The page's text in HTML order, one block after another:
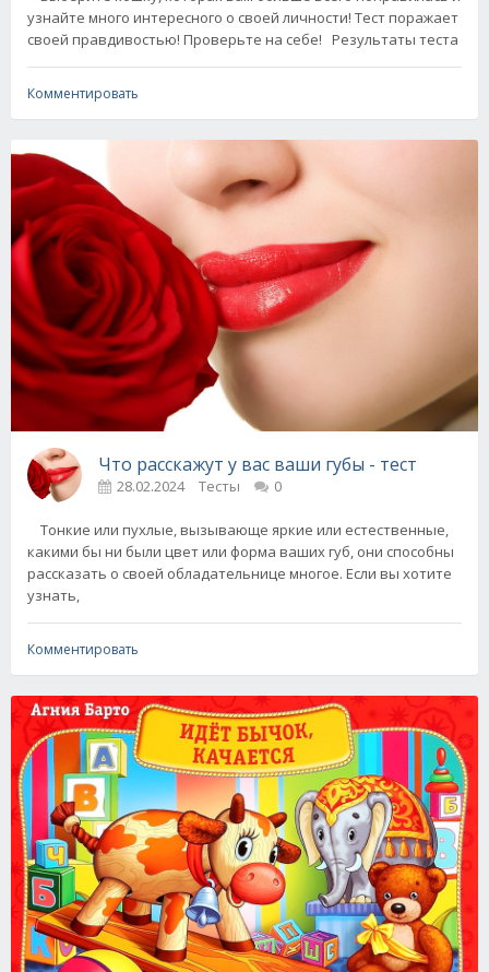
узнайте много интересного о своей личности! Тест поражает
своей правдивостью! Проверьте на себе! Результаты теста
Комментировать
Что расскажут у вас ваши губы - тест
28.02.2024 Тесты 0
Тонкие или пухлые, вызывающе яркие или естественные,
какими бы ни были цвет или форма ваших губ, они способны
рассказать о своей обладательнице многое. Если вы хотите
узнать,
Комментировать